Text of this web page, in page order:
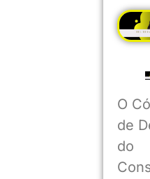
O
de
do